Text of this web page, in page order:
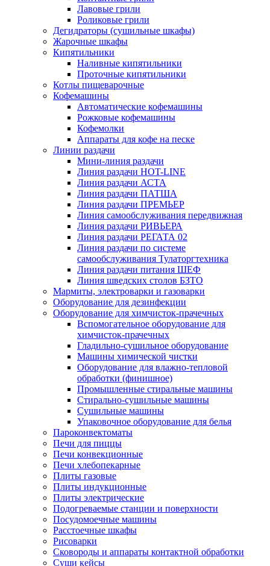
Лавовые грили
Роликовые грили
Дегидраторы (сушильные шкафы)
Жарочные шкафы
Кипятильники
Наливные кипятильники
Проточные кипятильники
Котлы пищеварочные
Кофемашины
Автоматические кофемашины
Рожковые кофемашины
Кофемолки
Аппараты для кофе на песке
Линии раздачи
Мини-линия раздачи
Линия раздачи HOT-LINE
Линия раздачи АСТА
Линия раздачи ПАТША
Линия раздачи ПРЕМЬЕР
Линия самообслуживания передвижная
Линия раздачи РИВЬЕРА
Линия раздачи РЕГАТА 02
Линия раздачи по системе
самообслуживания Тулаторгтехника
Линия раздачи питания ШЕФ
Линия шведских столов БЗТО
Мармиты, электроварки и газоварки
Оборудование для дезинфекции
Оборудование для химчисток-прачечных
Вспомогательное оборудование для
химчисток-прачечных
Гладильно-сушильное оборудование
Машины химической чистки
Оборудование для влажно-тепловой
обработки (финишное)
Промышленные стиральные машины
Стирально-сушильные машины
Сушильные машины
Упаковочное оборудование для белья
Пароконвектоматы
Печи для пиццы
Печи конвекционные
Печи хлебопекарные
Плиты газовые
Плиты индукционные
Плиты электрические
Подогреваемые станции и поверхности
Посудомоечные машины
Расстоечные шкафы
Рисоварки
Сковороды и аппараты контактной обработки
Суши кейсы